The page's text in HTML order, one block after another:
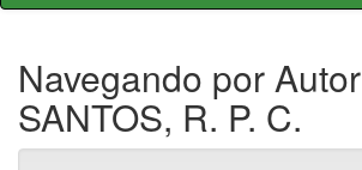
Navegando por Autor
SANTOS, R. P. C.